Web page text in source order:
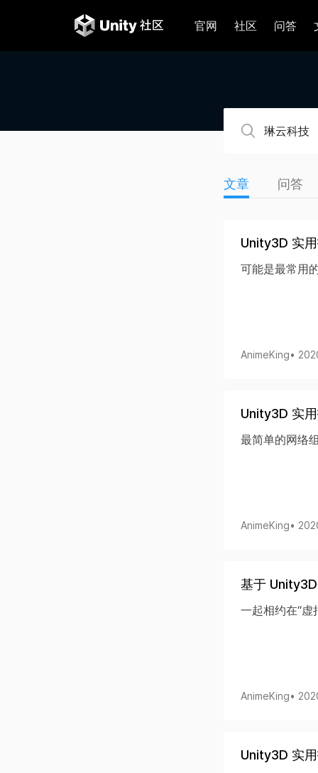
官网 社区 问答
文章 问答
Unity3D 实
可能是最常用
AnimeKing•
Unity3D 实
最简单的网络
AnimeKing•
基于
一起相约在“虚
AnimeKing•
Unity3D 实